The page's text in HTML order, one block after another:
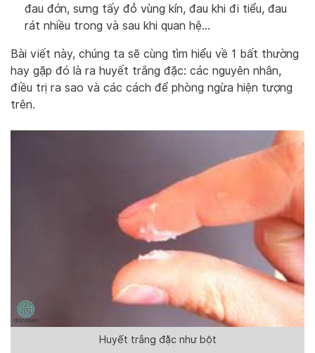
đau đớn, sưng tấy đỏ vùng kín, đau khi đi tiểu, đau
rát nhiều trong và sau khi quan hệ…
Bài viết này, chúng ta sẽ cùng tìm hiểu về 1 bất thường
hay gặp đó là ra huyết trắng đặc: các nguyên nhân,
điều trị ra sao và các cách để phòng ngừa hiện tượng
trên.
Huyết trắng đặc như bột